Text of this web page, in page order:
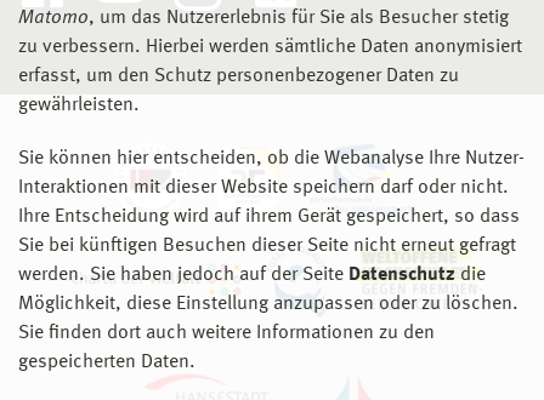
Matomo, um das Nutzererlebnis für Sie als Besucher stetig
zu verbessern. Hierbei werden sämtliche Daten anonymisiert
erfasst, um den Schutz personenbezogener Daten zu
gewährleisten.
Sie können hier entscheiden, ob die Webanalyse Ihre Nutzer-
Interaktionen mit dieser Website speichern darf oder nicht.
Ihre Entscheidung wird auf ihrem Gerät gespeichert, so dass
Sie bei künftigen Besuchen dieser Seite nicht erneut gefragt
werden. Sie haben jedoch auf der Seite Datenschutz die
Möglichkeit, diese Einstellung anzupassen oder zu löschen.
Sie finden dort auch weitere Informationen zu den
gespeicherten Daten.